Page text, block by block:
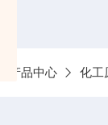
产品中心 化工